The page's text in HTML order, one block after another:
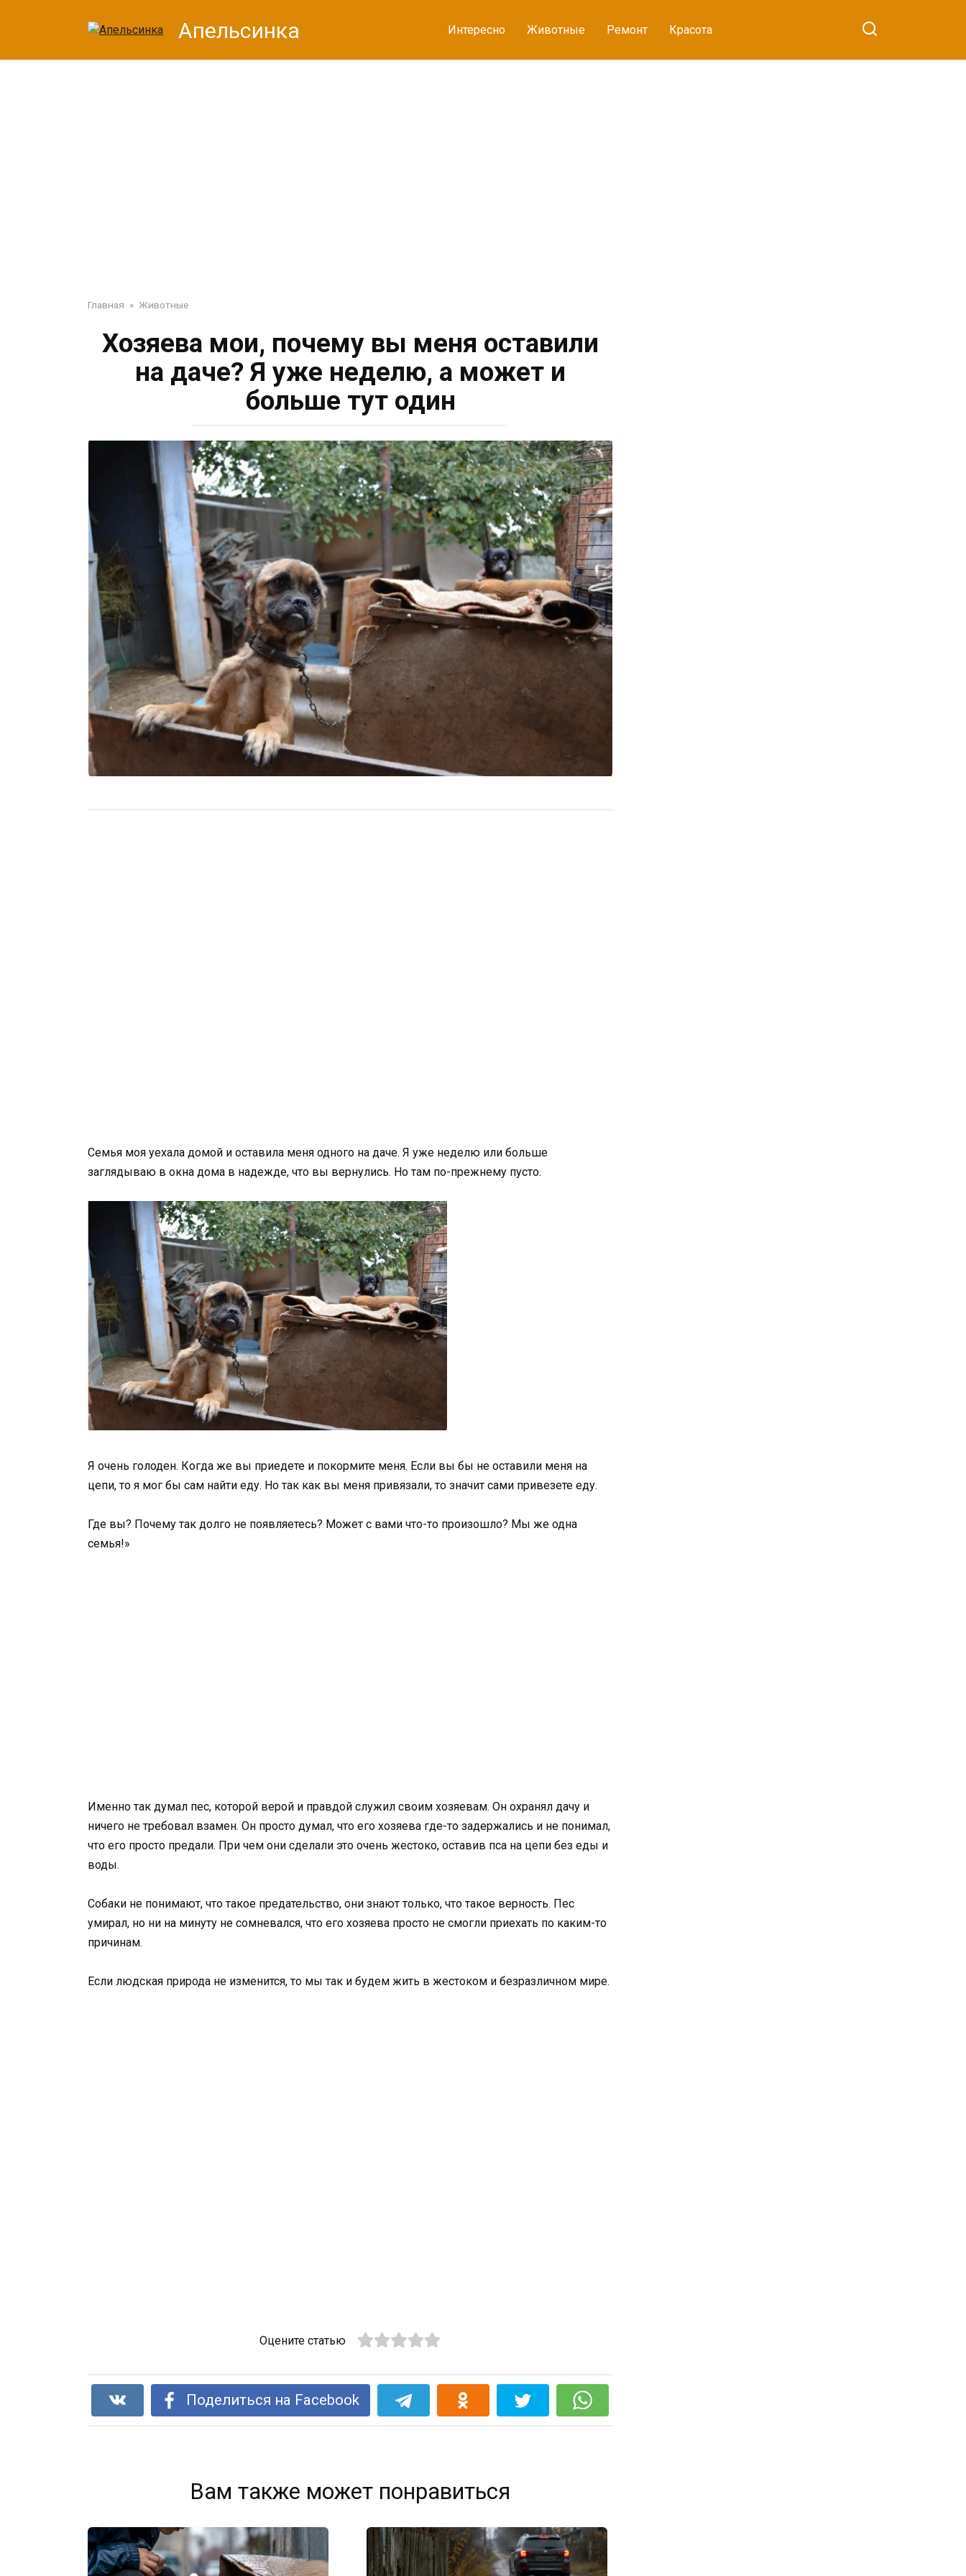
Апельсинка Интересно Животные Ремонт Красота
Главная » Животные
Хозяева мои, почему вы меня оставили
на даче? Я уже неделю, а может и
больше тут один
Семья моя уехала домой и оставила меня одного на даче. Я уже неделю или больше
заглядываю в окна дома в надежде, что вы вернулись. Но там по-прежнему пусто.
Я очень голоден. Когда же вы приедете и покормите меня. Если вы бы не оставили меня на
цепи, то я мог бы сам найти еду. Но так как вы меня привязали, то значит сами привезете еду.
Где вы? Почему так долго не появляетесь? Может с вами что-то произошло? Мы же одна
семья!»
Именно так думал пес, которой верой и правдой служил своим хозяевам. Он охранял дачу и
ничего не требовал взамен. Он просто думал, что его хозяева где-то задержались и не понимал,
что его просто предали. При чем они сделали это очень жестоко, оставив пса на цепи без еды и
воды.
Собаки не понимают, что такое предательство, они знают только, что такое верность. Пес
умирал, но ни на минуту не сомневался, что его хозяева просто не смогли приехать по каким-то
причинам.
Если людская природа не изменится, то мы так и будем жить в жестоком и безразличном мире.
Оцените статью
Поделиться на Facebook
Вам также может понравиться